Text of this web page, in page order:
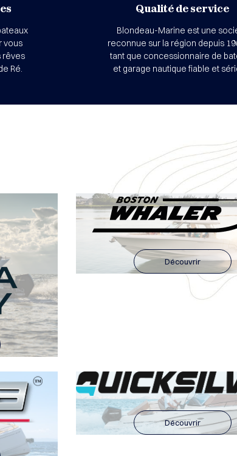
vous
rêves
Ré.
Qualité de service
Blondeau-Marine est une
reconnue sur la région depuis
tant que concessionnaire de
et garage nautique fiable et
Découvrir
Découvrir